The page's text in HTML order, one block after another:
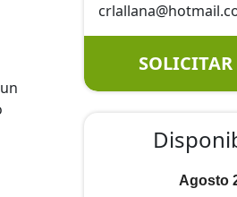
crlallana@
SOLICITAR